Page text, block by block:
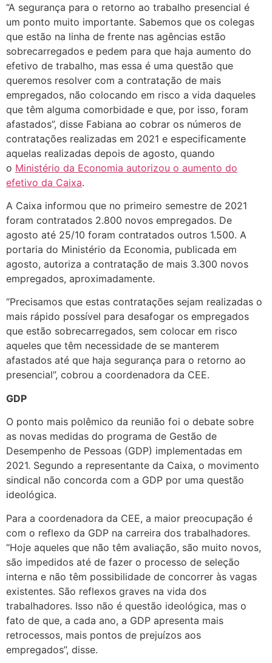
“A segurança para o retorno ao trabalho presencial é
um ponto muito importante. Sabemos que os colegas
que estão na linha de frente nas agências estão
sobrecarregados e pedem para que haja aumento do
efetivo de trabalho, mas essa é uma questão que
queremos resolver com a contratação de mais
empregados, não colocando em risco a vida daqueles
que têm alguma comorbidade e que, por isso, foram
afastados”, disse Fabiana ao cobrar os números de
contratações realizadas em 2021 e especificamente
aquelas realizadas depois de agosto, quando
o Ministério da Economia autorizou o aumento do
efetivo da Caixa.
A Caixa informou que no primeiro semestre de 2021
foram contratados 2.800 novos empregados. De
agosto até 25/10 foram contratados outros 1.500. A
portaria do Ministério da Economia, publicada em
agosto, autoriza a contratação de mais 3.300 novos
empregados, aproximadamente.
“Precisamos que estas contratações sejam realizadas o
mais rápido possível para desafogar os empregados
que estão sobrecarregados, sem colocar em risco
aqueles que têm necessidade de se manterem
afastados até que haja segurança para o retorno ao
presencial”, cobrou a coordenadora da CEE.
GDP
O ponto mais polêmico da reunião foi o debate sobre
as novas medidas do programa de Gestão de
Desempenho de Pessoas (GDP) implementadas em
2021. Segundo a representante da Caixa, o movimento
sindical não concorda com a GDP por uma questão
ideológica.
Para a coordenadora da CEE, a maior preocupação é
com o reflexo da GDP na carreira dos trabalhadores.
“Hoje aqueles que não têm avaliação, são muito novos,
são impedidos até de fazer o processo de seleção
interna e não têm possibilidade de concorrer às vagas
existentes. São reflexos graves na vida dos
trabalhadores. Isso não é questão ideológica, mas o
fato de que, a cada ano, a GDP apresenta mais
retrocessos, mais pontos de prejuízos aos
empregados”, disse.